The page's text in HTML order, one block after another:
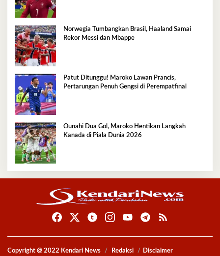
Norwegia Tumbangkan Brasil, Haaland Samai
Rekor Messi dan Mbappe
Patut Ditunggu! Maroko Lawan Prancis,
Pertarungan Penuh Gengsi di Perempatfinal
Ounahi Dua Gol, Maroko Hentikan Langkah
Kanada di Piala Dunia 2026
Copyright @ 2022 Kendari News Redaksi Disclaimer